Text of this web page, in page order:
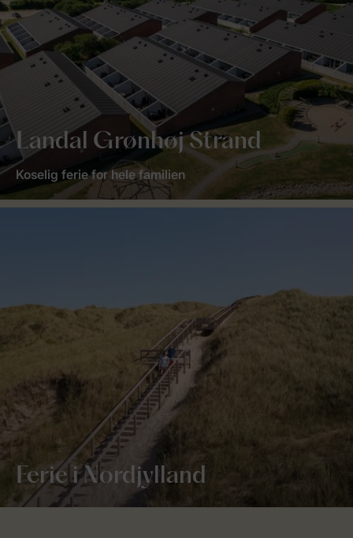
Landal Grønhøj Strand
Koselig ferie for hele familien
Ferie i Nordjylland